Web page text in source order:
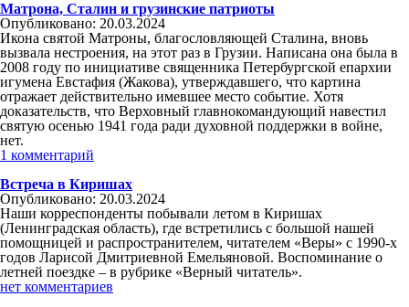
Матрона, Сталин и грузинские патриоты
Опубликовано: 20.03.2024
Икона святой Матроны, благословляющей Сталина, вновь
вызвала нестроения, на этот раз в Грузии. Написана она была в
2008 году по инициативе священника Петербургской епархии
игумена Евстафия (Жакова), утверждавшего, что картина
отражает действительно имевшее место событие. Хотя
доказательств, что Верховный главнокомандующий навестил
святую осенью 1941 года ради духовной поддержки в войне,
нет.
1 комментарий
Встреча в Киришах
Опубликовано: 20.03.2024
Наши корреспонденты побывали летом в Киришах
(Ленинградская область), где встретились с большой нашей
помощницей и распространителем, читателем «Веры» с 1990-х
годов Ларисой Дмитриевной Емельяновой. Воспоминание о
летней поездке – в рубрике «Верный читатель».
нет комментариев